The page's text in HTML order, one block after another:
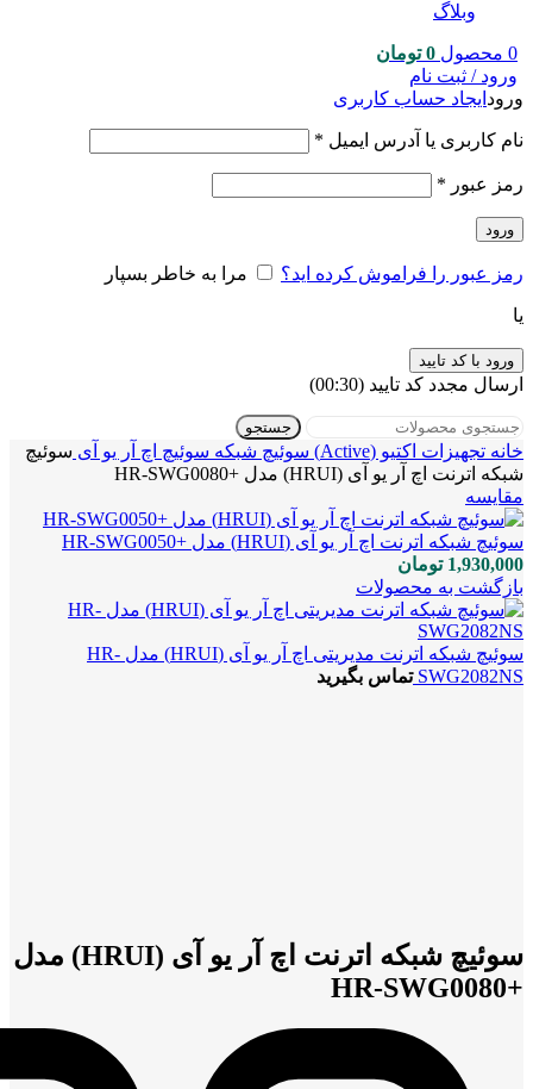
وبلاگ
0 محصول 0 تومان
ورود / ثبت نام
ورود ایجاد حساب کاربری
نام کاربری یا آدرس ایمیل *
رمز عبور *
ورود
رمز عبور را فراموش کرده اید؟ مرا به خاطر بسپار
یا
ورود با کد تایید
ارسال مجدد کد تایید (00:
30
)
جستجو
خانه تجهیزات اکتیو (Active) سوئیچ شبکه سوئیچ اچ آر یو آی سوئیچ
شبکه اترنت اچ آر یو آی (HRUI) مدل +HR-SWG0080
مقایسه
سوئیچ شبکه اترنت اچ آر یو آی (HRUI) مدل +HR-SWG0050
1,930,000 تومان
بازگشت به محصولات
سوئیچ شبکه اترنت مدیریتی اچ آر یو آی (HRUI) مدل HR-
SWG2082NS تماس بگیرید
سوئیچ شبکه اترنت اچ آر یو آی (HRUI) مدل
+HR-SWG0080